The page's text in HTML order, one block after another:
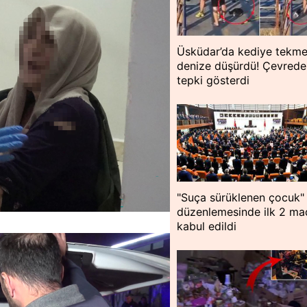
Üsküdar’da kediye
denize düşürdü!
tepki gösterdi
"Suça sürüklenen çocuk"
düzenlemesinde ilk 2
kabul edildi